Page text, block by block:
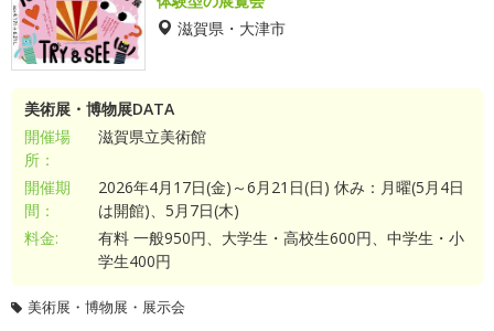
滋賀県・大津市
美術展・博物展DATA
開催場
所：
滋賀県立美術館
開催期
間：
2026年4月17日(金)～6月21日(日) 休み：月曜(5月4日
は開館)、5月7日(木)
料金:
有料 一般950円、大学生・高校生600円、中学生・小
学生400円
美術展・博物展・展示会